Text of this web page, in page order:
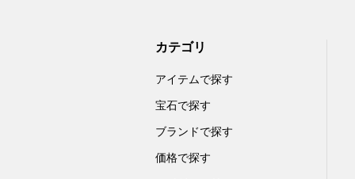
カテゴリ
アイテムで探す
宝石で探す
ブランドで探す
価格で探す